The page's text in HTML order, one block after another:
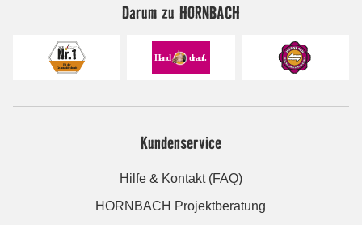
Darum zu HORNBACH
Kundenservice
Hilfe & Kontakt (FAQ)
HORNBACH Projektberatung